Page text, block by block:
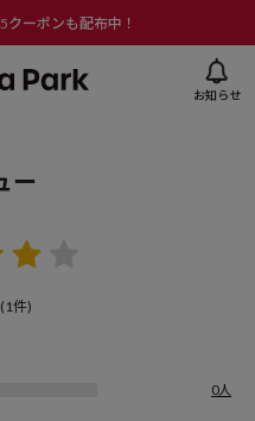
ーポンも配布中！
お知らせ
ー
(1件)
0人